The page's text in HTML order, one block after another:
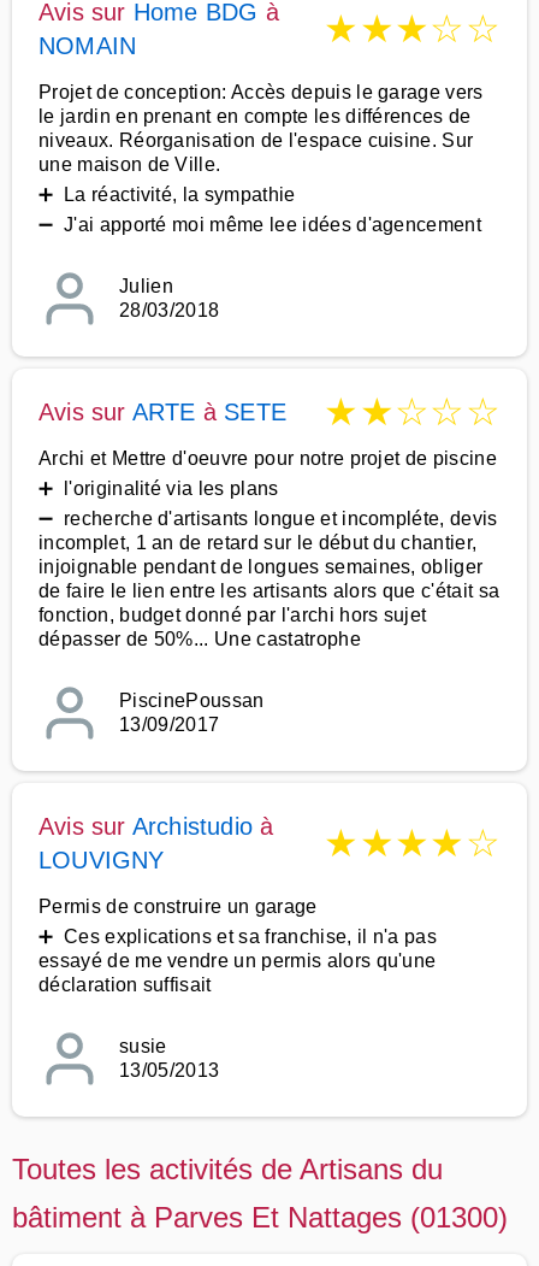
Avis sur Home BDG à
NOMAIN
★★★☆☆
Projet de conception: Accès depuis le garage vers
le jardin en prenant en compte les différences de
niveaux. Réorganisation de l'espace cuisine. Sur
une maison de Ville.
➕ La réactivité, la sympathie
➖ J'ai apporté moi même lee idées d'agencement
Julien
28/03/2018
Avis sur ARTE à SETE ★★☆☆☆
Archi et Mettre d'oeuvre pour notre projet de piscine
➕ l'originalité via les plans
➖ recherche d'artisants longue et incompléte, devis
incomplet, 1 an de retard sur le début du chantier,
injoignable pendant de longues semaines, obliger
de faire le lien entre les artisants alors que c'était sa
fonction, budget donné par l'archi hors sujet
dépasser de 50%... Une castatrophe
PiscinePoussan
13/09/2017
Avis sur Archistudio à
LOUVIGNY
★★★★☆
Permis de construire un garage
➕ Ces explications et sa franchise, il n'a pas
essayé de me vendre un permis alors qu'une
déclaration suffisait
susie
13/05/2013
Toutes les activités de Artisans du
bâtiment à Parves Et Nattages (01300)